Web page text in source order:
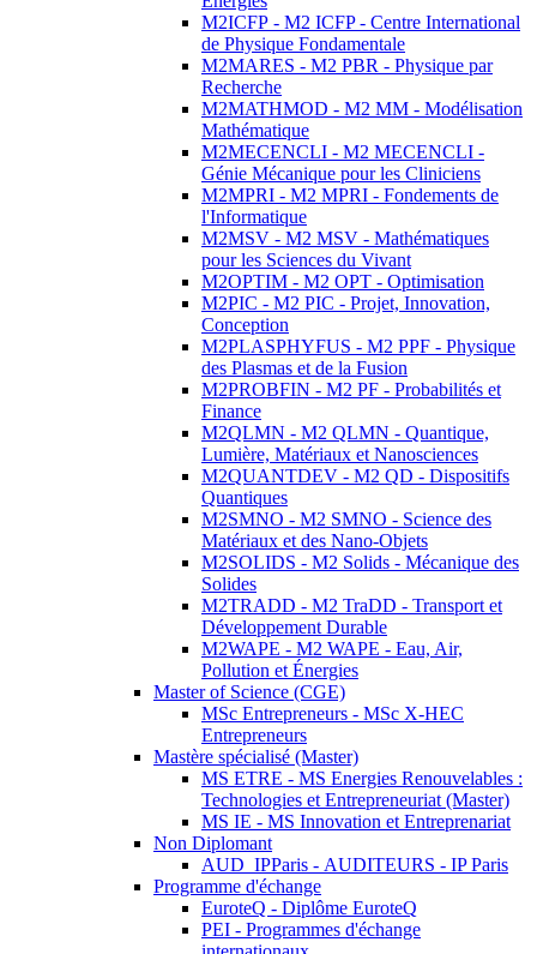
M2ICFP - M2 ICFP - Centre International
de Physique Fondamentale
M2MARES - M2 PBR - Physique par
Recherche
M2MATHMOD - M2 MM - Modélisation
Mathématique
M2MECENCLI - M2 MECENCLI -
Génie Mécanique pour les Cliniciens
M2MPRI - M2 MPRI - Fondements de
l'Informatique
M2MSV - M2 MSV - Mathématiques
pour les Sciences du Vivant
M2OPTIM - M2 OPT - Optimisation
M2PIC - M2 PIC - Projet, Innovation,
Conception
M2PLASPHYFUS - M2 PPF - Physique
des Plasmas et de la Fusion
M2PROBFIN - M2 PF - Probabilités et
Finance
M2QLMN - M2 QLMN - Quantique,
Lumière, Matériaux et Nanosciences
M2QUANTDEV - M2 QD - Dispositifs
Quantiques
M2SMNO - M2 SMNO - Science des
Matériaux et des Nano-Objets
M2SOLIDS - M2 Solids - Mécanique des
Solides
M2TRADD - M2 TraDD - Transport et
Développement Durable
M2WAPE - M2 WAPE - Eau, Air,
Pollution et Énergies
Master of Science (CGE)
MSc Entrepreneurs - MSc X-HEC
Entrepreneurs
Mastère spécialisé (Master)
MS ETRE - MS Energies Renouvelables :
Technologies et Entrepreneuriat (Master)
MS IE - MS Innovation et Entreprenariat
Non Diplomant
AUD_IPParis - AUDITEURS - IP Paris
Programme d'échange
EuroteQ - Diplôme EuroteQ
PEI - Programmes d'échange